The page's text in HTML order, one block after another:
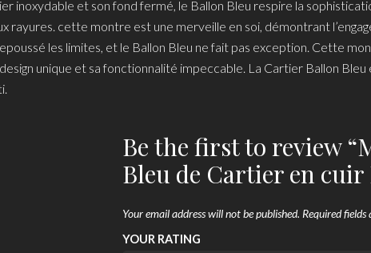
inoxydable et son fond fermé, le Ballon Bleu respire la
rayures. cette montre est une merveille en soi, démontrant
les limites, et le Ballon Bleu ne fait pas exception. Cette
unique et sa fonctionnalité impeccable. La Cartier Ballon Bleu
Be the first to review
Bleu de Cartier en cuir
Your email address will not be published. Required
YOUR RATING